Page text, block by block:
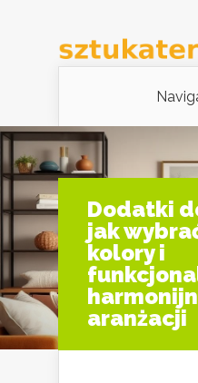
Dodatki
jak
kolory i
aranżacji